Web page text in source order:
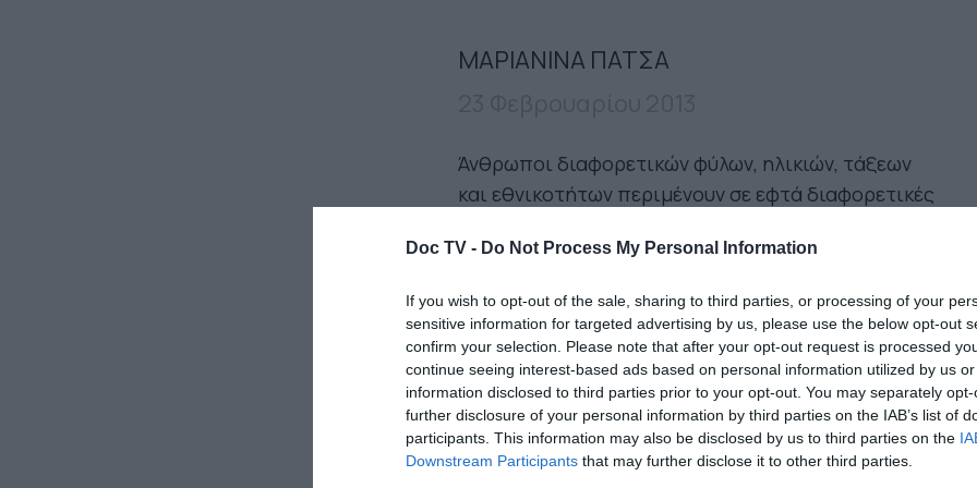
Doc TV - Do Not Process My Personal Information
If you wish to opt-out of the sale, sharing to third parties, or processing of your
sensitive information for targeted advertising by us, please use the below opt-out
confirm your selection. Please note that after your opt-out request is processed
continue seeing interest-based ads based on personal information utilized by us
information disclosed to third parties prior to your opt-out. You may separately
further disclosure of your personal information by third parties on the IAB’s list of
participants. This information may also be disclosed by us to third parties on the
Downstream Participants that may further disclose it to other third parties.
ΜΑΡΙΑΝΙΝΑ ΠΑΤΣΑ
Άνθρωποι διαφορετικών φύλων, ηλικιών, τάξεων
και εθνικοτήτων περιμένουν σε εφτά διαφορετικές
σειρά.Η μία άκρη της αποτελείται από εικόνες
από φτώχεια και συσσίτια.Casus Belli σημαίνει
Αφορμή Πολέμου. Στο τέλος της ανθρώπινης
αλυσίδας, η αντίστροφη μέτρηση ξεκινά. Η
σκηνοθεσία του Γιώργου Ζώη δίνει την αίσθηση
ενός μεγάλου μονοπλάνου, που συνδέει όλες τις
ουρές, τις κοινωνικές τάξεις και τις φυλές. Ο